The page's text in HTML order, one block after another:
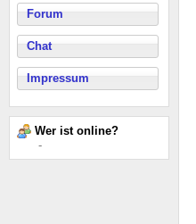
Forum
Chat
Impressum
Wer ist online?
-